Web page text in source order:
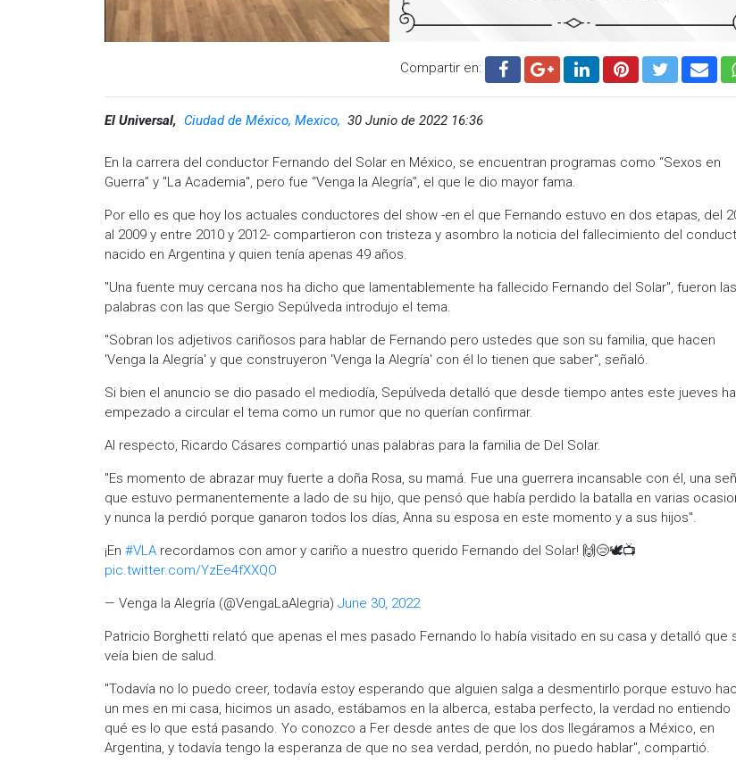
Compartir en:
El Universal, Ciudad de México, Mexico, 30 Junio de 2022 16:36
En la carrera del conductor Fernando del Solar en México, se encuentran programas como “Sexos en
Guerra” y "La Academia", pero fue “Venga la Alegría”, el que le dio mayor fama.
Por ello es que hoy los actuales conductores del show -en el que Fernando estuvo en dos etapas, del
al 2009 y entre 2010 y 2012- compartieron con tristeza y asombro la noticia del fallecimiento del
nacido en Argentina y quien tenía apenas 49 años.
"Una fuente muy cercana nos ha dicho que lamentablemente ha fallecido Fernando del Solar", fueron las
palabras con las que Sergio Sepúlveda introdujo el tema.
"Sobran los adjetivos cariñosos para hablar de Fernando pero ustedes que son su familia, que hacen
'Venga la Alegría' y que construyeron 'Venga la Alegría' con él lo tienen que saber", señaló.
Si bien el anuncio se dio pasado el mediodía, Sepúlveda detalló que desde tiempo antes este jueves
empezado a circular el tema como un rumor que no querían confirmar.
Al respecto, Ricardo Cásares compartió unas palabras para la familia de Del Solar.
"Es momento de abrazar muy fuerte a doña Rosa, su mamá. Fue una guerrera incansable con él, una
que estuvo permanentemente a lado de su hijo, que pensó que había perdido la batalla en varias
y nunca la perdió porque ganaron todos los días, Anna su esposa en este momento y a sus hijos".
¡En #VLA recordamos con amor y cariño a nuestro querido Fernando del Solar! 🙌😢🕊📺
pic.twitter.com/YzEe4fXXQO
— Venga la Alegría (@VengaLaAlegria) June 30, 2022
Patricio Borghetti relató que apenas el mes pasado Fernando lo había visitado en su casa y detalló que
veía bien de salud.
"Todavía no lo puedo creer, todavía estoy esperando que alguien salga a desmentirlo porque estuvo
un mes en mi casa, hicimos un asado, estábamos en la alberca, estaba perfecto, la verdad no entiendo
qué es lo que está pasando. Yo conozco a Fer desde antes de que los dos llegáramos a México, en
Argentina, y todavía tengo la esperanza de que no sea verdad, perdón, no puedo hablar", compartió.